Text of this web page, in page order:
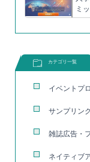
ミ
カテゴリ一覧
イベントプ
サンプリン
雑誌広告・
ネイティブ